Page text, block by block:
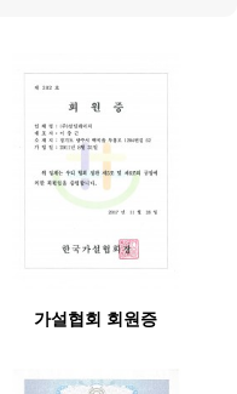
가설협회 회원증